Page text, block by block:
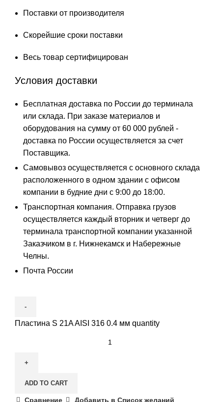
Поставки от производителя
Скорейшие сроки поставки
Весь товар сертифицирован
Условия доставки
Бесплатная доставка по России до терминала
или склада. При заказе материалов и
оборудования на сумму от 60 000 рублей -
доставка по России осуществляется за счет
Поставщика.
Самовывоз осуществляется с основного склада
расположенного в одном здании с офисом
компании в будние дни с 9:00 до 18:00.
Транспортная компания. Отправка грузов
осуществляется каждый вторник и четверг до
терминала транспортной компании указанной
Заказчиком в г. Нижнекамск и Набережные
Челны.
Почта России
Пластина S 21A AISI 316 0.4 мм quantity
ADD TO CART
Сравнение Добавить в Список желаний